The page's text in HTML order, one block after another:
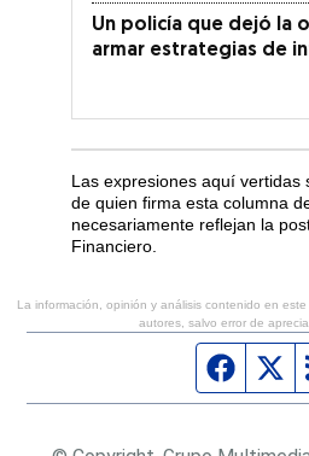
Un policía que dejó la
armar estrategias de
Las expresiones aquí vertidas
de quien firma esta columna
necesariamente reflejan la
Financiero.
La información, opinión y análisis contenido en
autores, salvo error de
Página